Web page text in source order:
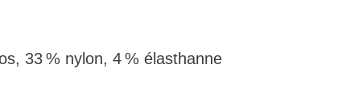
33 % nylon, 4 % élasthanne